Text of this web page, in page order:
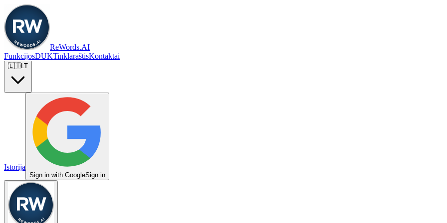
ReWords.AI
FunkcijosDUKTinklaraštisKontaktai
🇱🇹LT
Istorija
Sign in with GoogleSign in